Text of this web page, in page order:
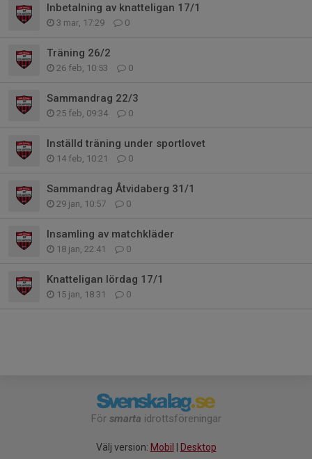
Inbetalning av knatteligan 17/1
3 mar, 17:29 0
Träning 26/2
26 feb, 10:53 0
Sammandrag 22/3
25 feb, 09:34 0
Inställd träning under sportlovet
14 feb, 10:21 0
Sammandrag Åtvidaberg 31/1
29 jan, 10:57 0
Insamling av matchkläder
18 jan, 22:41 0
Knatteligan lördag 17/1
15 jan, 18:31 0
För smarta idrottsföreningar
Välj version: Mobil | Desktop